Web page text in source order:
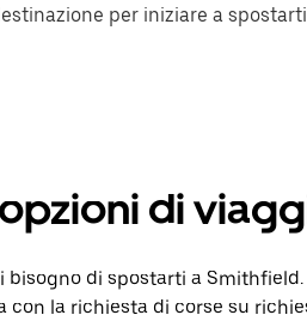
per iniziare a
di
di spostarti a Smithfield.
la richiesta di corse su